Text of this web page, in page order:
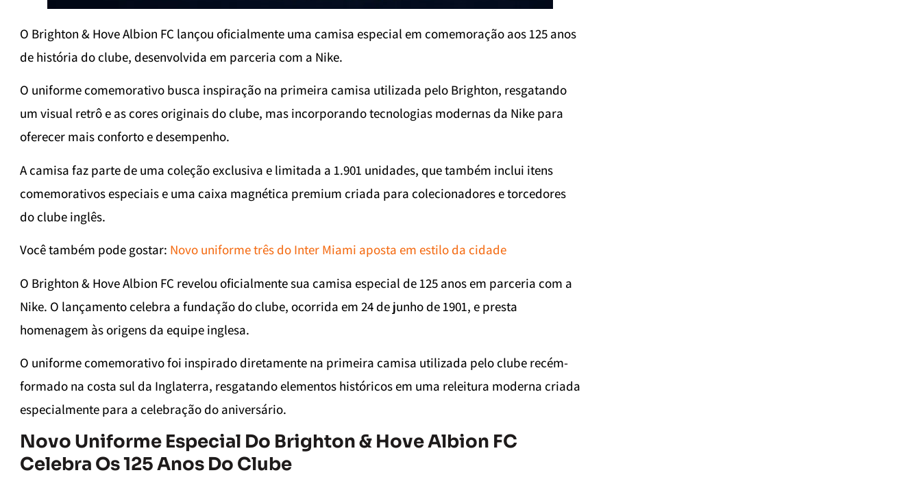
O Brighton & Hove Albion FC lançou oficialmente uma camisa especial em comemoração aos 125 anos
de história do clube, desenvolvida em parceria com a Nike.
O uniforme comemorativo busca inspiração na primeira camisa utilizada pelo Brighton, resgatando
um visual retrô e as cores originais do clube, mas incorporando tecnologias modernas da Nike para
oferecer mais conforto e desempenho.
A camisa faz parte de uma coleção exclusiva e limitada a 1.901 unidades, que também inclui itens
comemorativos especiais e uma caixa magnética premium criada para colecionadores e torcedores
do clube inglês.
Você também pode gostar: Novo uniforme três do Inter Miami aposta em estilo da cidade
O Brighton & Hove Albion FC revelou oficialmente sua camisa especial de 125 anos em parceria com a
Nike. O lançamento celebra a fundação do clube, ocorrida em 24 de junho de 1901, e presta
homenagem às origens da equipe inglesa.
O uniforme comemorativo foi inspirado diretamente na primeira camisa utilizada pelo clube recém-
formado na costa sul da Inglaterra, resgatando elementos históricos em uma releitura moderna criada
especialmente para a celebração do aniversário.
Novo Uniforme Especial Do Brighton & Hove Albion FC
Celebra Os 125 Anos Do Clube